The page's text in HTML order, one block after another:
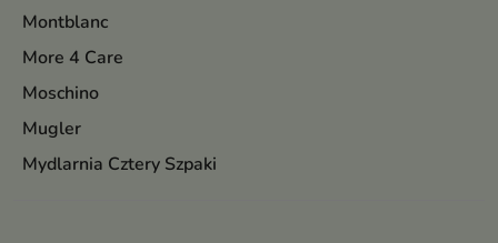
Montblanc
More 4 Care
Moschino
Mugler
Mydlarnia Cztery Szpaki